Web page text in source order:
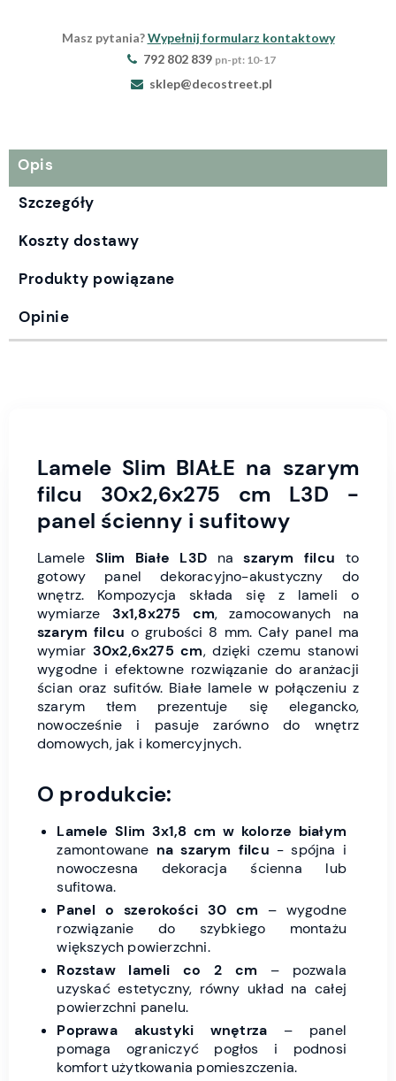
Masz pytania?Wypełnij formularz kontaktowy
792 802 839 pn-pt: 10-17
sklep@decostreet.pl
Opis
Szczegóły
Koszty dostawy
Produkty powiązane
Opinie
Lamele Slim BIAŁE na szarym
filcu 30x2,6x275 cm L3D -
panel ścienny i sufitowy
Lamele Slim Białe L3D naszarym filcu to
gotowy panel dekoracyjno-akustyczny do
wnętrz. Kompozycja składa się z lameli o
wymiarze 3x1,8x275 cm, zamocowanych na
szarymfilcu o grubości 8 mm. Cały panel ma
wymiar 30x2,6x275 cm, dzięki czemu stanowi
wygodne i efektowne rozwiązanie do aranżacji
ścian oraz sufitów. Białe lamele w połączeniu z
szarym tłem prezentuje się elegancko,
nowocześnie i pasuje zarówno do wnętrz
domowych, jak i komercyjnych.
O produkcie:
Lamele Slim 3x1,8 cm w kolorze białym
zamontowane na szarym filcu - spójna i
nowoczesna dekoracja ścienna lub
sufitowa.
Panel o szerokości 30 cm – wygodne
rozwiązanie do szybkiego montażu
większych powierzchni.
Rozstaw lameli co 2 cm – pozwala
uzyskać estetyczny, równy układ na całej
powierzchni panelu.
Poprawa akustyki wnętrza – panel
pomaga ograniczyć pogłos i podnosi
komfort użytkowania pomieszczenia.